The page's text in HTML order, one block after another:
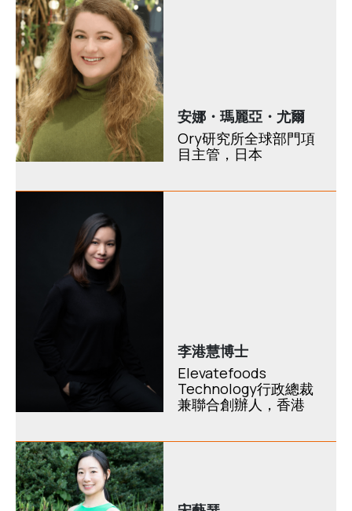
安娜・瑪麗亞・尤爾
Ory研究所全球部門項
目主管，日本
李港慧博士
Elevatefoods
Technology行政總裁
兼聯合創辦人，香港